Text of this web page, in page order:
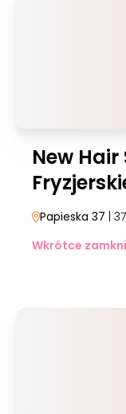
New
Papieska 37 | 37
Wkrótce